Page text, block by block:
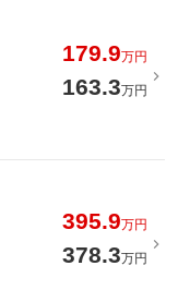
179.9万円
163.3万円
395.9万円
378.3万円